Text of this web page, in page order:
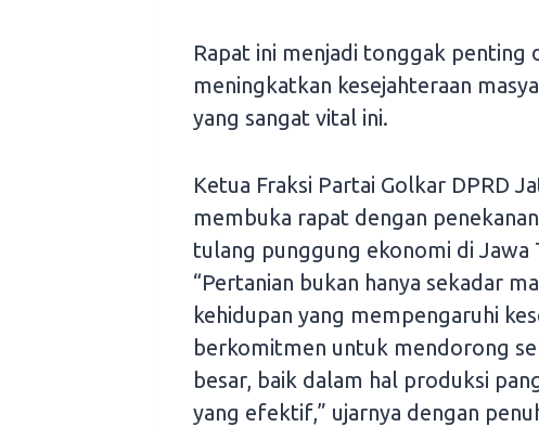
Rapat ini menjadi tonggak penting
meningkatkan kesejahteraan
yang sangat vital ini.
Ketua Fraksi Partai Golkar DPRD
membuka rapat dengan
tulang punggung ekonomi di Jawa
“Pertanian bukan hanya sekadar
kehidupan yang mempengaruhi
berkomitmen untuk mendorong
besar, baik dalam hal produksi
yang efektif,” ujarnya dengan